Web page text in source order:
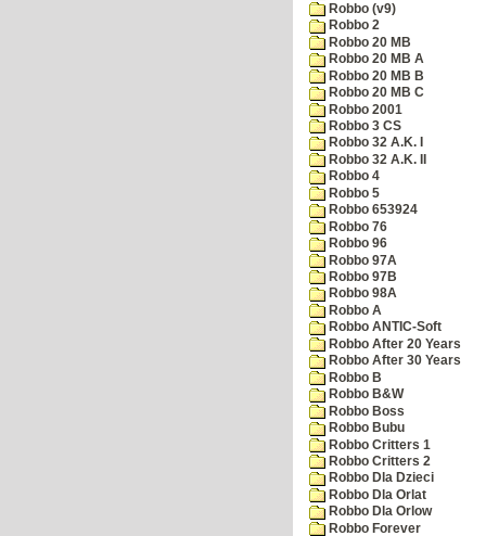
Robbo (v9)
Robbo 2
Robbo 20 MB
Robbo 20 MB A
Robbo 20 MB B
Robbo 20 MB C
Robbo 2001
Robbo 3 CS
Robbo 32 A.K. I
Robbo 32 A.K. II
Robbo 4
Robbo 5
Robbo 653924
Robbo 76
Robbo 96
Robbo 97A
Robbo 97B
Robbo 98A
Robbo A
Robbo ANTIC-Soft
Robbo After 20 Years
Robbo After 30 Years
Robbo B
Robbo B&W
Robbo Boss
Robbo Bubu
Robbo Critters 1
Robbo Critters 2
Robbo Dla Dzieci
Robbo Dla Orlat
Robbo Dla Orlow
Robbo Forever